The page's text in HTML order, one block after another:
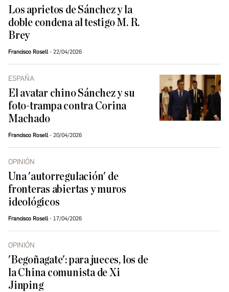
Los aprietos de Sánchez y la
doble condena al testigo M. R.
Brey
Francisco Rosell 22/04/2026
ESPAÑA
El avatar chino Sánchez y su
foto-trampa contra Corina
Machado
Francisco Rosell 20/04/2026
OPINIÓN
Una 'autorregulación' de
fronteras abiertas y muros
ideológicos
Francisco Rosell 17/04/2026
OPINIÓN
'Begoñagate': para jueces, los de
la China comunista de Xi
Jinping